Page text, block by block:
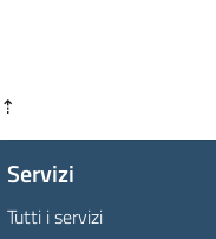
⇡
Servizi
Tutti i servizi